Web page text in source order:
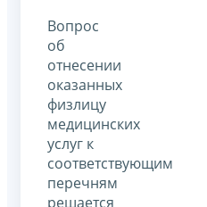
Вопрос
об
отнесении
оказанных
физлицу
медицинских
услуг к
соответствующим
перечням
решается